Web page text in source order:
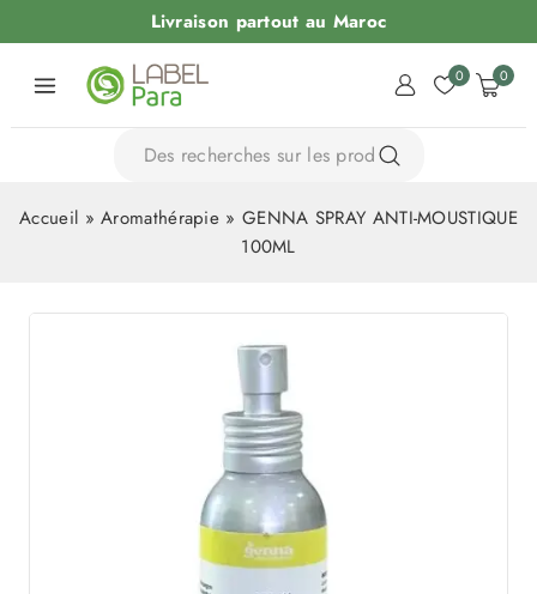
Livraison partout au Maroc
0 0
Accueil »Aromathérapie » GENNA SPRAY ANTI-MOUSTIQUE
100ML